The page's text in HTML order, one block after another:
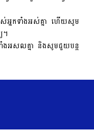
នកទាំងអស់គ្នា ហើយសូម
។
អសលគ្នា និងសូមជួយបន្ត